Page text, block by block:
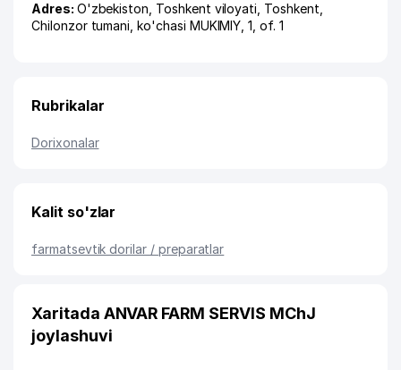
Adres: O'zbekiston, Toshkent viloyati Toshkent
Chilonzor tumani ,ko'chasi MUKIMIY , 1, of. 1
Rubrikalar
Dorixonalar
Kalit so'zlar
farmatsevtik dorilar / preparatlar
Xaritada ANVAR FARM SERVIS MChJ
joylashuvi